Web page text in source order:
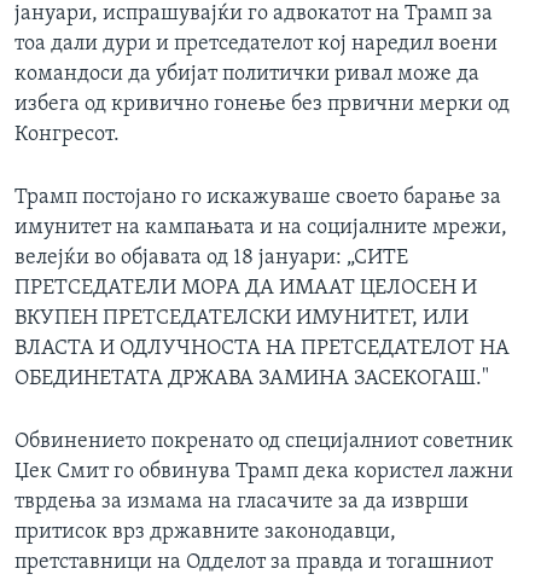
јануари, испрашувајќи го адвокатот на Трамп за
тоа дали дури и претседателот кој наредил воени
командоси да убијат политички ривал може да
избега од кривично гонење без првични мерки од
Конгресот.
Трамп постојано го искажуваше своето барање за
имунитет на кампањата и на социјалните мрежи,
велејќи во објавата од 18 јануари: „СИТЕ
ПРЕТСЕДАТЕЛИ МОРА ДА ИМААТ ЦЕЛОСЕН И
ВКУПЕН ПРЕТСЕДАТЕЛСКИ ИМУНИТЕТ, ИЛИ
ВЛАСТА И ОДЛУЧНОСТА НА ПРЕТСЕДАТЕЛОТ НА
ОБЕДИНЕТАТА ДРЖАВА ЗАМИНА ЗАСЕКОГАШ."
Обвинението покренато од специјалниот советник
Џек Смит го обвинува Трамп дека користел лажни
тврдења за измама на гласачите за да изврши
притисок врз државните законодавци,
претставници на Одделот за правда и тогашниот